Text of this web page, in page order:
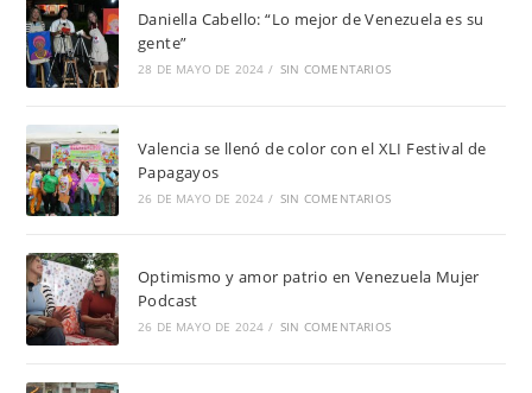
Daniella Cabello: “Lo mejor de Venezuela es su
gente”
28 DE MAYO DE 2024 / SIN COMENTARIOS
Valencia se llenó de color con el XLI Festival de
Papagayos
26 DE MAYO DE 2024 / SIN COMENTARIOS
Optimismo y amor patrio en Venezuela Mujer
Podcast
26 DE MAYO DE 2024 / SIN COMENTARIOS